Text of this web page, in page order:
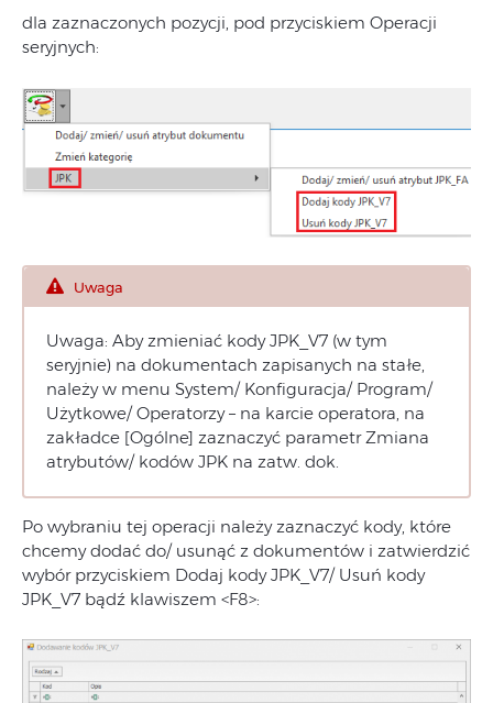
dla zaznaczonych pozycji, pod przyciskiem Operacji
seryjnych:
Uwaga
Uwaga: Aby zmieniać kody JPK_V7 (w tym
seryjnie) na dokumentach zapisanych na stałe,
należy w menu System/ Konfiguracja/ Program/
Użytkowe/ Operatorzy – na karcie operatora, na
zakładce [Ogólne] zaznaczyć parametr Zmiana
atrybutów/ kodów JPK na zatw. dok.
Po wybraniu tej operacji należy zaznaczyć kody, które
chcemy dodać do/ usunąć z dokumentów i zatwierdzić
wybór przyciskiem Dodaj kody JPK_V7/ Usuń kody
JPK_V7 bądź klawiszem <F8>: